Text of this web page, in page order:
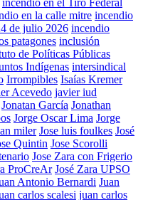
incendio en el Tiro Federal
en la calle mitre incendio
de julio 2026 incendio
patagones inclusión
de Políticas Públicas
Indígenas intersindical
Irrompibles Isaías Kremer
Acevedo javier iud
Jonatan García Jonathan
Jorge Oscar Lima Jorge
miler Jose luis foulkes José
Quintin Jose Scorolli
Jose Zara con Frigerio
ProCreAr José Zara UPSO
Antonio Bernardi Juan
carlos scalesi juan carlos